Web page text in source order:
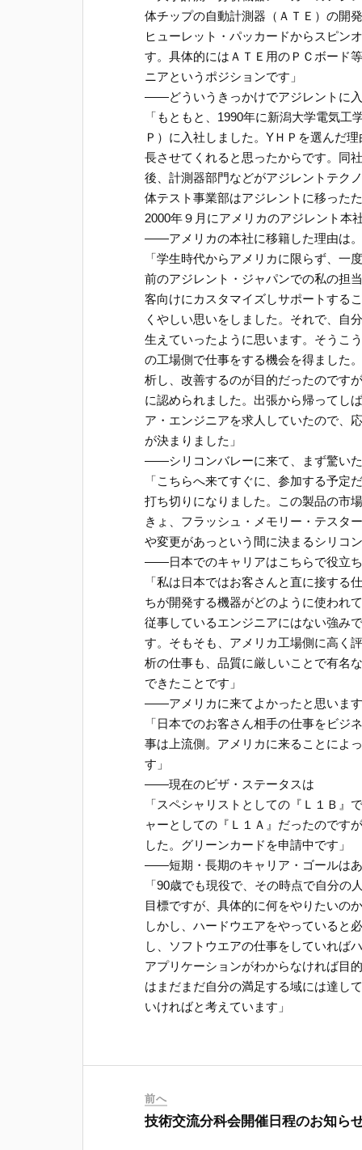
体チップの自動計測器（ＡＴＥ）の開
ヒューレット・パッカードからスピン
す。具体的にはＡＴＥ用のＰＣボード
ニアというポジションです」
――どういうきっかけでアジレントに
「もともと、1990年に新潟大学電気
Ｐ）に入社しました。YＨＰを選んだ
長させてくれると思ったからです。同
後、計測器部門などがアジレントテク
体テスト事業部はアジレントに移った
2000年９月にアメリカのアジレント本
――アメリカの本社に移籍した理由は
「学生時代からアメリカに限らず、一
前のアジレント・ジャパンでの私の担
客向けにカスタマイズしサポートする
くやしい思いをしました。それで、自
生えていったように思います。そうこ
の工場側で仕事をする機会を得ました
析し、改善するのが目的だったのです
に認められました。出張から帰ってし
ア・エンジニアを求人していたので、
が決まりました」
――シリコンバレーに来て、まず驚い
「こちらへ来てすぐに、参加する予定
打ち切りになりました。この製品の市
きょ、フラッシュ・メモリー・テスタ
や変更があっという間に決まるシリコ
――日本でのキャリアはこちらで役立
「私は日本ではお客さんと直に接する
ちが開発する機器がどのように使われ
従事しているエンジニアにはない強み
す。そもそも、アメリカ工場側に高く
析の仕事も、品質に厳しいことで有名
できたことです」
――アメリカに来てよかったと思いま
「日本でのお客さん相手の仕事をビジ
事は上流側。アメリカに来ることによ
す」
――現在のビザ・ステータスは
「スペシャリストとしての『Ｌ１Ｂ』
ャーとしての『Ｌ１Ａ』だったのです
した。グリーンカードを申請中です」
――短期・長期のキャリア・ゴールは
「90歳でも現役で、その時点で自分
目標ですが、具体的に何をやりたいの
しかし、ハードウエアをやっていると
し、ソフトウエアの仕事をしていれば
アプリケーションがわからなければ目
はまだまだ自分の満足する域には達し
いければと考えています」
前へ
技術交流分科会開催日程のお知ら